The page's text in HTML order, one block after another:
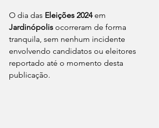
O dia das Eleições 2024 em
Jardinópolis ocorreram de forma
tranquila, sem nenhum incidente
envolvendo candidatos ou eleitores
reportado até o momento desta
publicação.